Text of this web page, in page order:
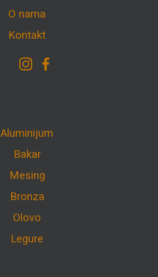
O nama
Kontakt
Aluminijum
Bakar
Mesing
Bronza
Olovo
Legure